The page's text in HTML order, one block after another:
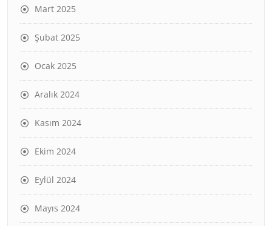
Mart 2025
Şubat 2025
Ocak 2025
Aralık 2024
Kasım 2024
Ekim 2024
Eylül 2024
Mayıs 2024